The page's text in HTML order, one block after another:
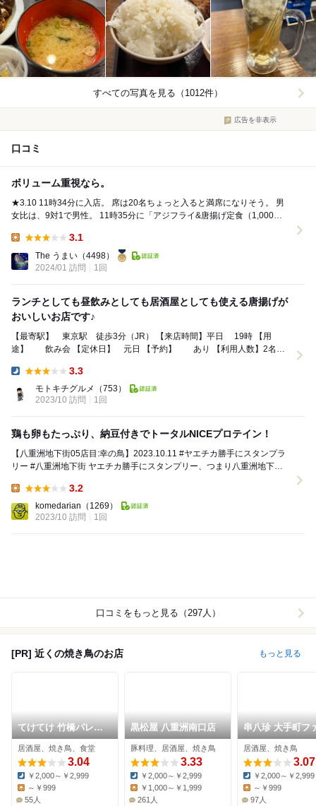
すべての写真を見る（1012件）
広告を非表示
口コミ
ボリューム重視なら。
★3.10 11時34分に入店。 席は20名ちょっと入ると満席になりそう。 男
女比は、9対1で男性。 11時35分に「アジフライ&唐揚げ定食（1,000
3.1
The うまい （4498）
2024/01 訪問
1回
ランチとしても昼飲みとしても居酒屋としても使える唐揚げが
おいしいお店です♪
【最寄駅】 東京駅 徒歩3分（JR） 【来店時間】平日 19時 【用
途】 飲み会 【定休日】 元日 【予約】 あり 【利用人数】2名
3.3
モトキチグルメ
（753）
2023/10 訪問
1回
鶏も卵もたっぷり、納豆付きでトータルNICEプロテイン！
【八重洲地下街05店目:幸の鳥】2023.10.11 #ヤエチカ勝手にスタンプラ
リー #八重洲地下街 ヤエチカ勝手にスタンプリー、つまり八重洲地下街
3.2
komedarian （1269）
2023/10 訪問
1回
口コミをもっと見る（297人）
[PR] 近くの焼き鳥のお店 もっと見る
てけてけ 竹橋パレス
サイド店
居酒屋、焼き鳥、食堂
3.04
Dinner:
￥2,000～￥2,999
Lunch:
～￥999
55人
黒松屋 八重洲南口店
豚料理、居酒屋、焼き鳥
3.33
Dinner:
￥2,000～￥2,999
￥1,000～￥1,999
261人
串八珍 大手町フ
ストスクエア店
居酒屋、焼き鳥
3.07
Dinner:
￥2,000～￥2,999
Lunch:
～￥999
97人